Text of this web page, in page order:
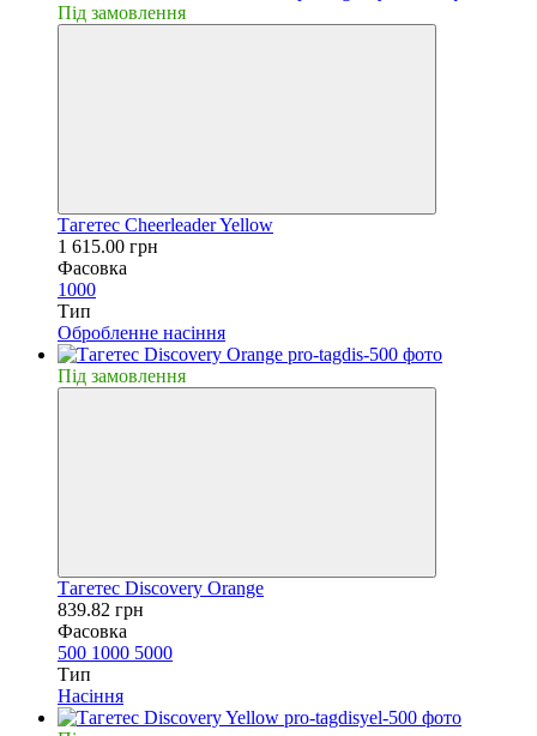
Пiд замовлення
Тагетес Cheerleader Yellow
1 615.00 грн
Фасовка
1000
Тип
Обробленне насiння
Пiд замовлення
Тагетес Discovery Orange
839.82 грн
Фасовка
500 1000 5000
Тип
Насiння